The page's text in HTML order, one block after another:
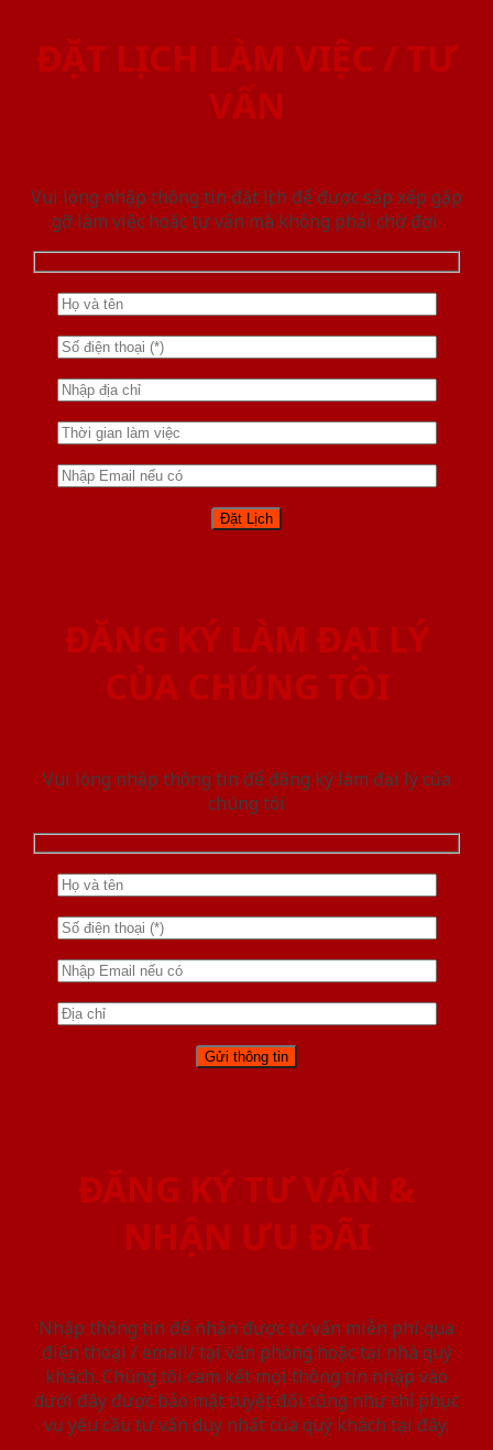
ĐẶT LỊCH LÀM VIỆC / TƯ
VẤN
Vui lòng nhập thông tin đặt lịch để được sắp xếp gặp
gỡ làm việc hoăc tư vấn mà không phải chờ đợi.
ĐĂNG KÝ LÀM ĐẠI LÝ
CỦA CHÚNG TÔI
Vui lòng nhập thông tin để đăng ký làm đại lý của
chúng tôi
ĐĂNG KÝ TƯ VẤN &
NHẬN ƯU ĐÃI
Nhập thông tin để nhận được tư vấn miễn phí qua
điện thoại / email/ tại văn phòng hoặc tại nhà quý
khách. Chúng tôi cam kết mọi thông tin nhập vào
dưới đây được bảo mật tuyệt đối cũng như chỉ phục
vụ yêu cầu tư vấn duy nhất của quý khách tại đây.